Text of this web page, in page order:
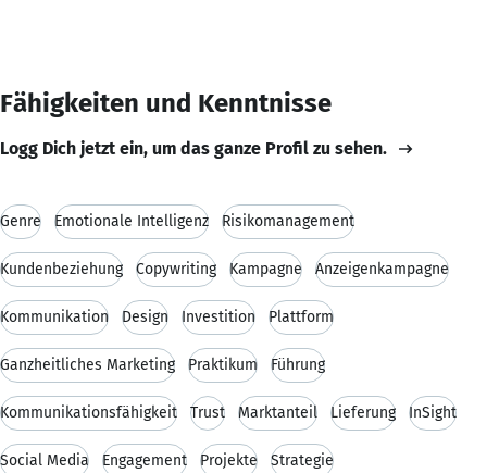
Fähigkeiten und Kenntnisse
Logg Dich jetzt ein, um das ganze Profil zu sehen.
Genre Emotionale Intelligenz Risikomanagement
Kundenbeziehung Copywriting Kampagne Anzeigenkampagne
Kommunikation Design Investition Plattform
Ganzheitliches Marketing Praktikum Führung
Kommunikationsfähigkeit Trust Marktanteil Lieferung InSight
Social Media Engagement Projekte Strategie